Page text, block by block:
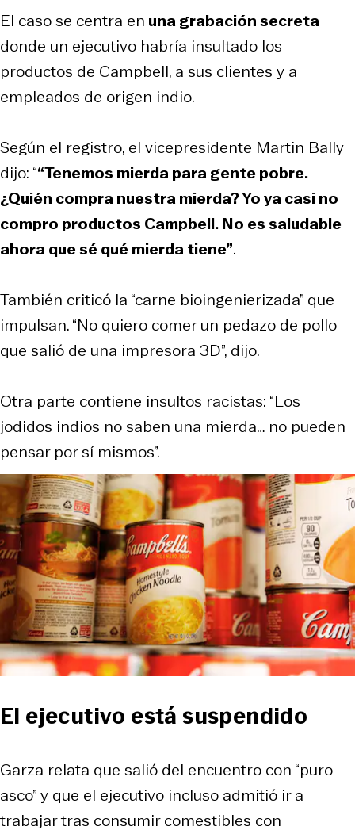
El caso se centra en una grabación secreta
donde un ejecutivo habría insultado los
productos de Campbell, a sus clientes y a
empleados de origen indio.
Según el registro, el vicepresidente Martin Bally
dijo: ““Tenemos mierda para gente pobre.
¿Quién compra nuestra mierda? Yo ya casi no
compro productos Campbell. No es saludable
ahora que sé qué mierda tiene”.
También criticó la “carne bioingenierizada” que
impulsan. “No quiero comer un pedazo de pollo
que salió de una impresora 3D”, dijo.
Otra parte contiene insultos racistas: “Los
jodidos indios no saben una mierda… no pueden
pensar por sí mismos”.
El ejecutivo está suspendido
Garza relata que salió del encuentro con “puro
asco” y que el ejecutivo incluso admitió ir a
trabajar tras consumir comestibles con